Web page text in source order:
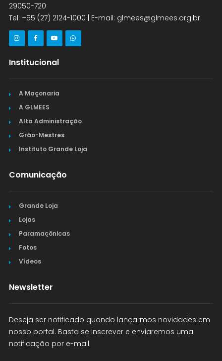
29050-720
Tel: +55 (27) 2124-1000 | E-mail: glmees@glmees.org.br
Institucional
A Maçonaria
A GLMEES
Alta Administração
Grão-Mestres
Instituto Grande Loja
Comunicação
Grande Loja
Lojas
Paramaçônicas
Fotos
Vídeos
Newsletter
Deseja ser notificado quando lançarmos novidades em
nosso portal. Basta se inscrever e enviaremos uma
notificação por e-mail.